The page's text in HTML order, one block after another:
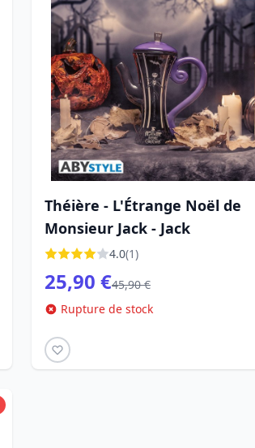
Théière - L'Étrange Noël de
Monsieur Jack - Jack
4.0(1)
25,90 €45,90 €
Rupture de stock